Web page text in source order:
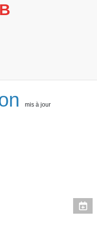
mis à jour